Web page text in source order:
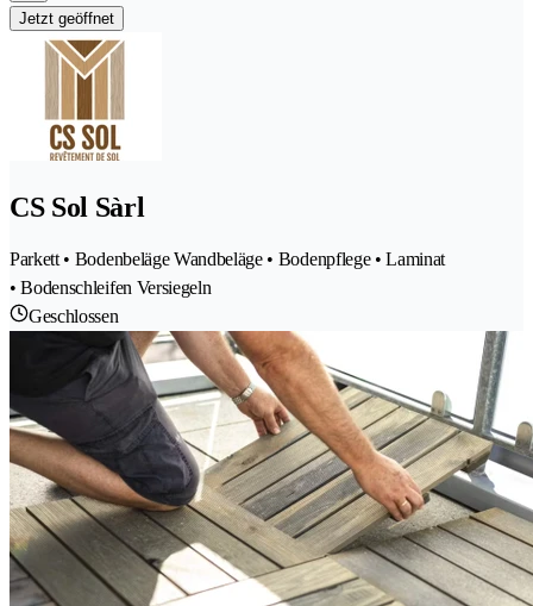
Jetzt geöffnet
CS Sol Sàrl
Parkett • Bodenbeläge Wandbeläge • Bodenpflege • Laminat
• Bodenschleifen Versiegeln
Geschlossen